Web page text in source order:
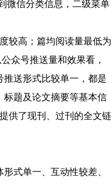
微信分类信息，二级菜单
较高；篇均阅读量最低为
众号推送量和效果看，
送形式比较单一，都是
标题及论文摘要等基本信
供了现刊、过刊的全文链
式单一、互动性较差、